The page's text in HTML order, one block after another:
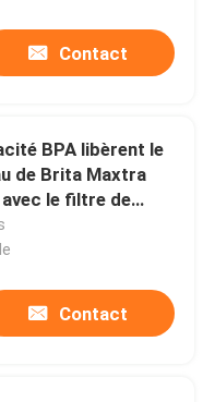
Contact
BPA libèrent le
de Brita Maxtra
le filtre de
Contact